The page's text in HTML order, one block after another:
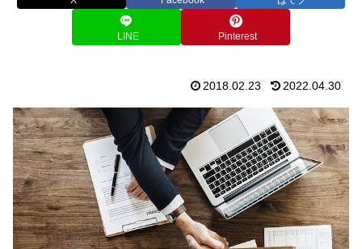
LINE Pinterest
2018.02.23 2022.04.30